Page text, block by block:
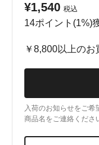
¥1,540 税込
14ポイント(1%)
￥8,800以上の
入荷のお知らせをご希
商品名をご連絡くださ